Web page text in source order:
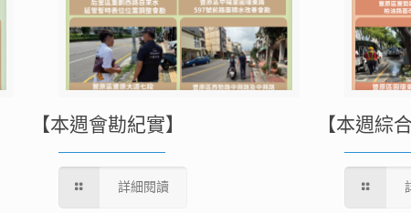
【本週會勘紀實】
詳細閱讀
【本週綜